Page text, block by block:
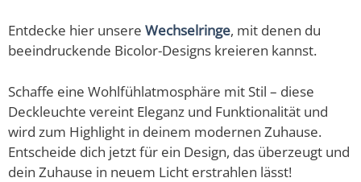
Entdecke hier unsere Wechselringe, mit denen du
beeindruckende Bicolor-Designs kreieren kannst.
Schaffe eine Wohlfühlatmosphäre mit Stil – diese
Deckleuchte vereint Eleganz und Funktionalität und
wird zum Highlight in deinem modernen Zuhause.
Entscheide dich jetzt für ein Design, das überzeugt und
dein Zuhause in neuem Licht erstrahlen lässt!